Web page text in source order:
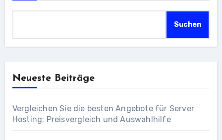
Suchen
Neueste Beiträge
Vergleichen Sie die besten Angebote für Server
Hosting: Preisvergleich und Auswahlhilfe